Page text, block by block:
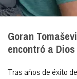
Goran
encontró a
Tras años de éxito